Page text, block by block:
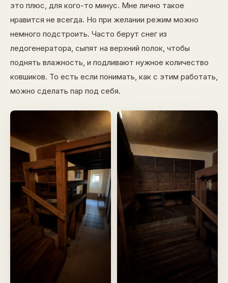
это плюс, для кого-то минус. Мне лично такое
нравится не всегда. Но при желании режим можно
немного подстроить. Часто берут снег из
ледогенератора, сыпят на верхний полок, чтобы
поднять влажность, и подливают нужное количество
ковшиков. То есть если понимать, как с этим работать,
можно сделать пар под себя.